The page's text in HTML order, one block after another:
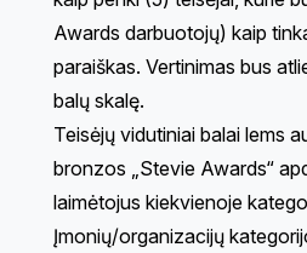
Awards darbuotojų) kaip
paraiškas. Vertinimas bus
balų skalę.
Teisėjų vidutiniai balai lems
bronzos „Stevie Awards“
laimėtojus kiekvienoje
Įmonių/organizacijų